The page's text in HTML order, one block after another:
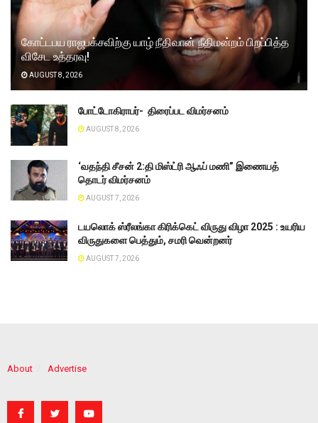
கோட்டபய ராஜபக்சவிற்கு யாழ் நீதிவான் நீதிமன்றம் பிறப்பித்த
விசேட உத்தரவு!
AUGUST 8, 2026
போட்டோகிராபர்- ‌ திரைப்பட விமர்சனம்
AUGUST 8, 2026
‘வதந்தி சீசன் 2:தி மிஸ்ட்ரி ஆஃப் மணி” இணையத்
தொடர் விமர்சனம்
AUGUST 7, 2026
டயலொக் ஸ்ரீலங்கா கிரிக்கெட் விருது விழா 2025 : உயரிய
விருதுகளை பெத்தும், சமரி வென்றனர்
AUGUST 7, 2026
About Advertise